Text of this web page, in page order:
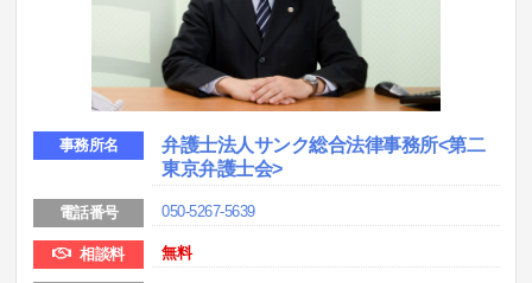
事務所名
弁護士法人サンク総合法律事務所<第二
東京弁護士会>
電話番号 050-5267-5639
相談料 無料